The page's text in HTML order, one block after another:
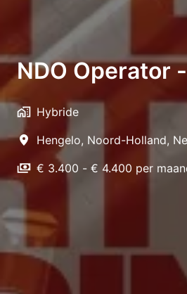
NDO Operator
Hybride
Hengelo, Noord-Holland,
€ 3.400 - € 4.400 per